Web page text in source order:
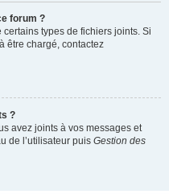
forum ?
certains types de fichiers joints. Si
être chargé, contactez
?
avez joints à vos messages et
de l’utilisateur puis Gestion des